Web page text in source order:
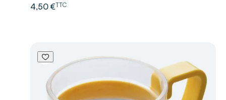
4,50 €TTC